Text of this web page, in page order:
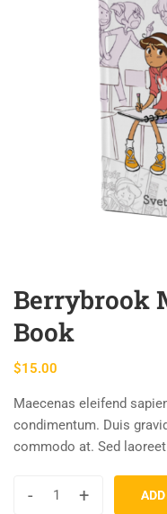
Berrybrook
Book
$15.00
Maecenas eleifend
condimentum. Duis
commodo at. Sed
- +